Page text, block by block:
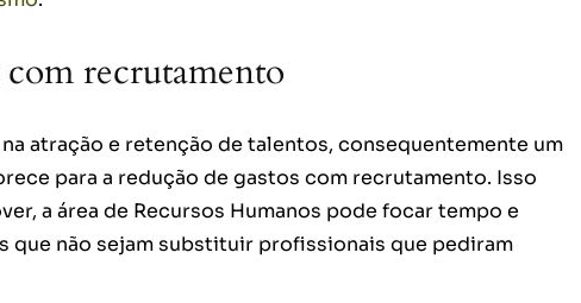
com recrutamento
atração e retenção de talentos, consequentemente um
para a redução de gastos com recrutamento. Isso
a área de Recursos Humanos pode focar tempo e
que não sejam substituir profissionais que pediram